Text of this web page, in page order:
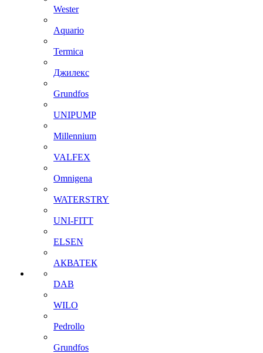
Wester
Aquario
Termica
Джилекс
Grundfos
UNIPUMP
Millennium
VALFEX
Omnigena
WATERSTRY
UNI-FITT
ELSEN
АКВАТЕК
DAB
WILO
Pedrollo
Grundfos